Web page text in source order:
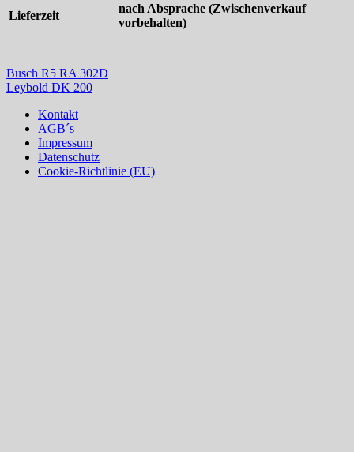
Lieferzeit
nach Absprache (Zwischenverkauf
vorbehalten)
Busch R5 RA 302D
Leybold DK 200
Kontakt
AGB´s
Impressum
Datenschutz
Cookie-Richtlinie (EU)